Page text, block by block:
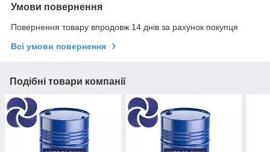
Умови повернення
Повернення товару впродовж 14 днів за рахунок покупця
Всі умови повернення
Подібні товари компанії